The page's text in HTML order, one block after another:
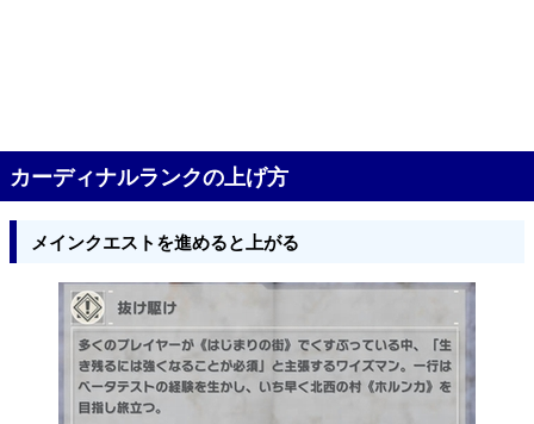
カーディナルランクの上げ方
メインクエストを進めると上がる